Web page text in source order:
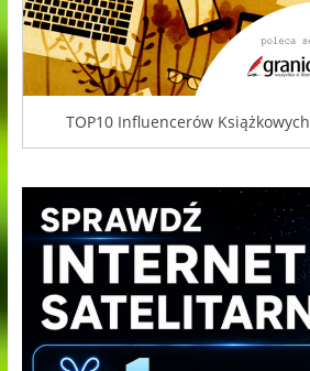
TOP10 Influencerów Książkowych